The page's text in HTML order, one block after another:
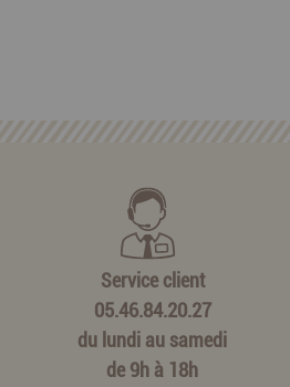
Service client
05.46.84.20.27
du lundi au samedi
de 9h à 18h